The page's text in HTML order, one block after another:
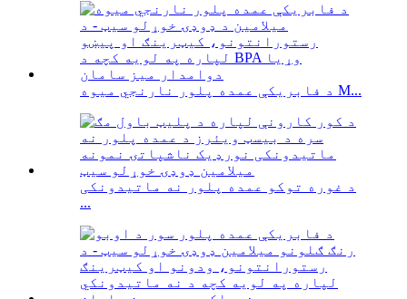
د فابریکې عمده پلور نارنجي میوه M...
د غوره توکو عمده پلور نه ماتیدونکی
...